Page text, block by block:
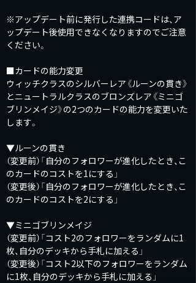
※アップデート前に発行した連携コードは、ア
ップデート後使用できなくなりますのでご注意
ください。
■カードの能力変更
ウィッチクラスのシルバーレア《ルーンの貫き》
とニュートラルクラスのブロンズレア《ミニゴ
ブリンメイジ》の2つのカードの能力を変更いた
します。
▼ルーンの貫き
（変更前）「自分のフォロワーが進化したとき、こ
のカードのコストを1にする」
（変更後）「自分のフォロワーが進化したとき、こ
のカードのコストを2にする」
▼ミニゴブリンメイジ
（変更前）「コスト2のフォロワーをランダムに1
枚、自分のデッキから手札に加える」
（変更後）「コスト2以下のフォロワーをランダム
に1枚、自分のデッキから手札に加える」